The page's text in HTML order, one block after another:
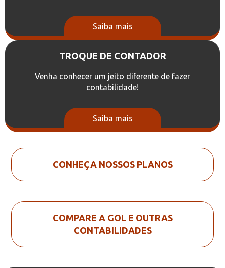
Saiba mais
TROQUE DE CONTADOR
Venha conhecer um jeito diferente de fazer
contabilidade!
Saiba mais
CONHEÇA NOSSOS PLANOS
COMPARE A GOL E OUTRAS
CONTABILIDADES